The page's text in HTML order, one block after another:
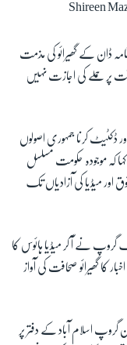
ڈان کے گھیرائو کی مذمت
پر حملے کی اجازت نہیں
اور ڈکٹیٹ کرنا جمہوری اصولوں
کہ موجودہ حکومت مسلسل
اور میڈیا کی آزادیاں تک
گروپ نے آ کر میڈیا ہائوس کا
کا گھیرائو صحافت کی آواز
اسلام آباد کے دفتر پر